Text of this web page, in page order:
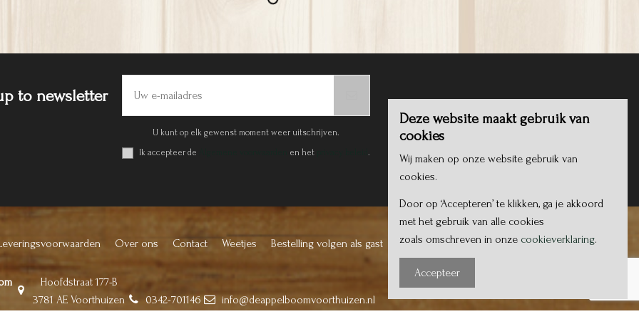
Mirjam
€ 22,99
Meer Info
Agteresch, ds. H.J.
€ 11,95
Meer Info
Jezus set 5
Meer Info
Boston, Thomas
Deze website maakt gebruik van
cookies
Wij maken op onze website gebruik van
cookies.
Door op ‘Accepteren’ te klikken, ga je akkoord
met het gebruik van alle cookies
zoals omschreven in onze cookieverklaring.
Accepteer